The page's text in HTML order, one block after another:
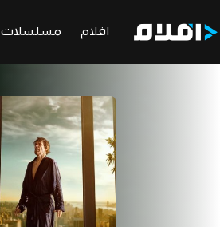
افلام مسلسلات